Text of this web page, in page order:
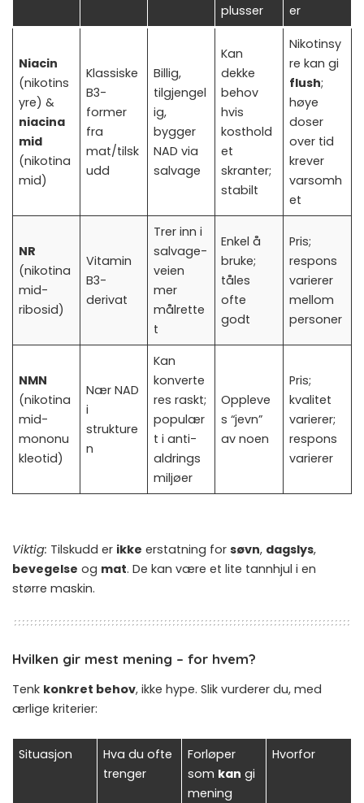
plusser
er
Niacin
(nikotins
yre) &
niacina
mid
(nikotina
mid)
Klassiske
B3-
former
fra
mat/tilsk
udd
Billig,
tilgjengel
ig,
bygger
NAD via
salvage
Kan
dekke
behov
hvis
kosthold
et
skranter;
stabilt
Nikotinsy
re kan gi
flush;
høye
doser
over tid
krever
varsomh
et
NR
(nikotina
mid-
ribosid)
Vitamin
B3-
derivat
Trer inn i
salvage-
veien
mer
målrette
t
Enkel å
bruke;
tåles
ofte
godt
Pris;
respons
varierer
mellom
personer
NMN
(nikotina
mid-
mononu
kleotid)
Nær NAD
i
strukture
n
Kan
konverte
res raskt;
populær
t i anti-
aldrings
miljøer
Oppleve
s “jevn”
av noen
Pris;
kvalitet
varierer;
respons
varierer
Viktig: Tilskudd er ikke erstatning for søvn, dagslys,
bevegelse og mat. De kan være et lite tannhjul i en
større maskin.
Hvilken gir mest mening – for hvem?
Tenk konkret behov, ikke hype. Slik vurderer du, med
ærlige kriterier:
Situasjon
Hva du ofte
trenger
Forløper
som kan gi
mening
Hvorfor